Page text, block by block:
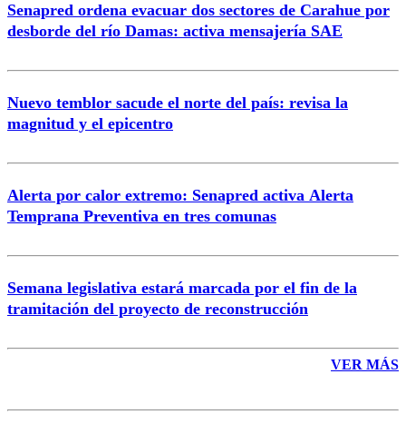
Correo
Senapred ordena evacuar dos sectores de Carahue por
desborde del río Damas: activa mensajería SAE
Nuevo temblor sacude el norte del país: revisa la
magnitud y el epicentro
Alerta por calor extremo: Senapred activa Alerta
Temprana Preventiva en tres comunas
Semana legislativa estará marcada por el fin de la
tramitación del proyecto de reconstrucción
VER MÁS